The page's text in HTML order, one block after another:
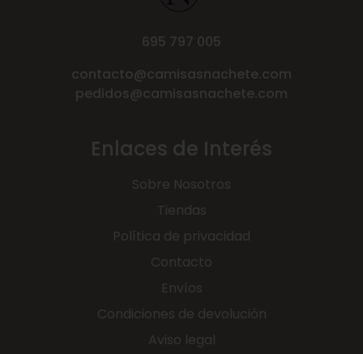
695 797 005
contacto@camisasnachete.com
pedidos@camisasnachete.com
Enlaces de Interés
Sobre Nosotros
Tiendas
Política de privacidad
Contacto
Envíos
Condiciones de devolución
Aviso legal